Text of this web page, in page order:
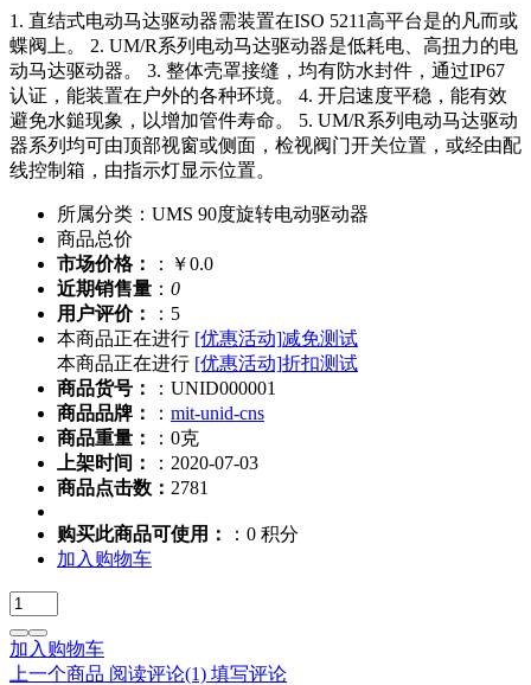
1. 直结式电动马达驱动器需装置在ISO 5211高平台是的凡而或
蝶阀上。 2. UM/R系列电动马达驱动器是低耗电、高扭力的电
动马达驱动器。 3. 整体壳罩接缝，均有防水封件，通过IP67
认证，能装置在户外的各种环境。 4. 开启速度平稳，能有效
避免水鎚现象，以增加管件寿命。 5. UM/R系列电动马达驱动
器系列均可由顶部视窗或侧面，检视阀门开关位置，或经由配
线控制箱，由指示灯显示位置。
所属分类：UMS 90度旋转电动驱动器
商品总价
市场价格：
：￥0.0
近期销售量 ： 0
用户评价：
：5
本商品正在进行 [优惠活动]减免测试
本商品正在进行 [优惠活动]折扣测试
商品货号：
：UNID000001
商品品牌：
： mit-unid-cns
商品重量：
：0克
上架时间：
：2020-07-03
商品点击数： 2781
购买此商品可使用：
：0 积分
加入购物车
加入购物车
上一个商品 阅读评论(1) 填写评论